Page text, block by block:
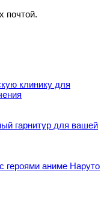
почтой.
клинику для
гарнитур для вашей
героями аниме Наруто